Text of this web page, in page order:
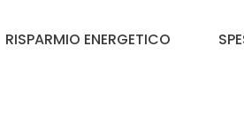
RISPARMIO ENERGETICO